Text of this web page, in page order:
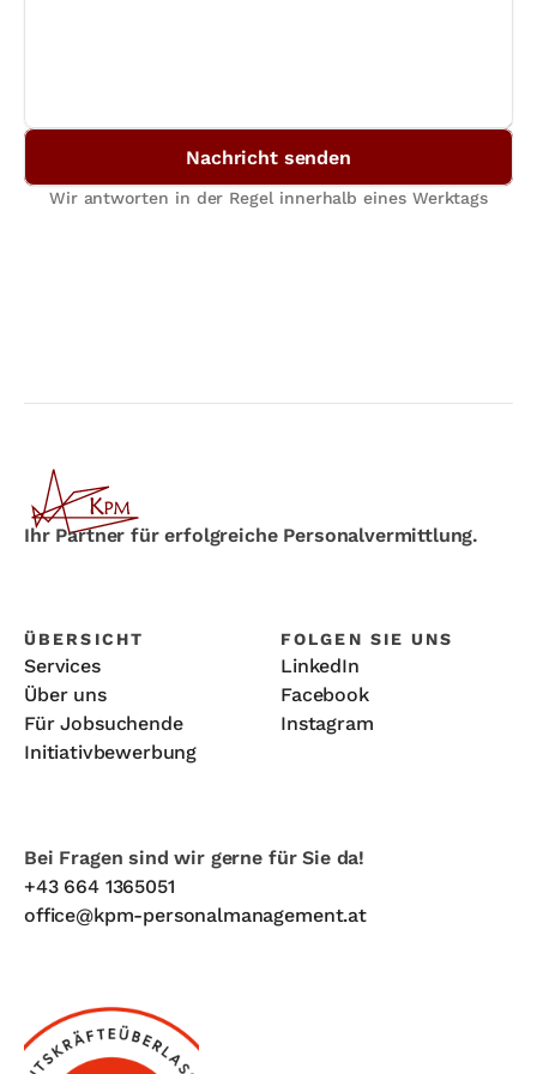
Nachricht senden
Wir antworten in der Regel innerhalb eines Werktags
Ihr Partner für erfolgreiche Personalvermittlung.
ÜBERSICHT
Services
Über uns
Für Jobsuchende
Initiativbewerbung
FOLGEN SIE UNS
LinkedIn
Facebook
Instagram
Bei Fragen sind wir gerne für Sie da!
+43 664 1365051
office@kpm-personalmanagement.at